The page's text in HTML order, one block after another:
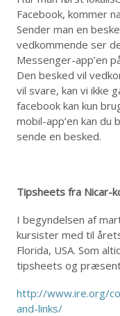
Facebook, kommer
Sender man en
vedkommende ser
Messenger-app’en
Den besked vil
vil svare, kan vi ikke
facebook kan kun
mobil-app’en kan
sende en besked.
Tipsheets fra Nicar-
I begyndelsen af
kursister med til
Florida, USA. Som
tipsheets og
http://www.ire.org/
and-links/